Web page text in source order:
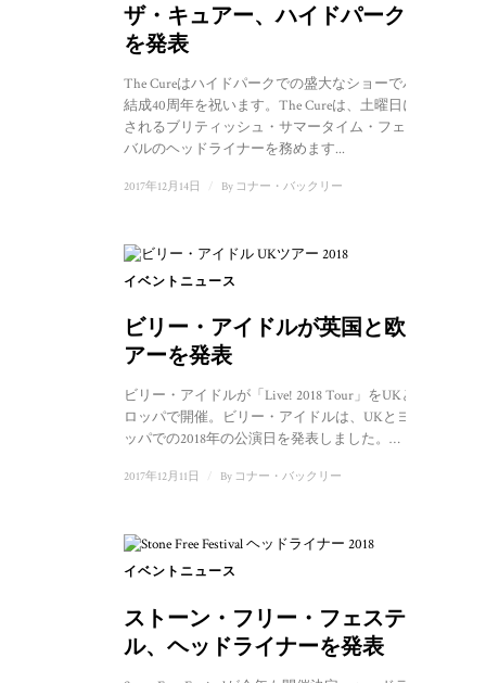
ザ・キュアー、ハイドパーク公演
を発表
The Cureはハイドパークでの盛大なショーでバンド
結成40周年を祝います。The Cureは、土曜日に開催
されるブリティッシュ・サマータイム・フェスティ
バルのヘッドライナーを務めます...
2017年12月14日 By コナー・バックリー
イベントニュース
ビリー・アイドルが英国と欧州ツ
アーを発表
ビリー・アイドルが「Live! 2018 Tour」をUKとヨー
ロッパで開催。ビリー・アイドルは、UKとヨーロ
ッパでの2018年の公演日を発表しました。…
2017年12月11日 By コナー・バックリー
イベントニュース
ストーン・フリー・フェスティバ
ル、ヘッドライナーを発表